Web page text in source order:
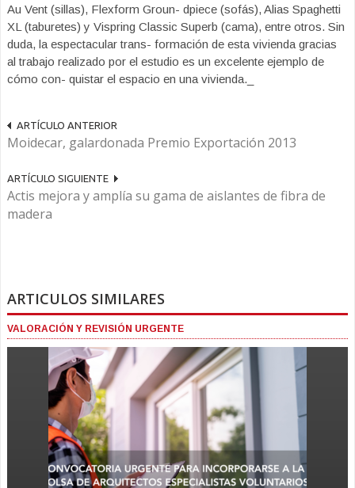
Au Vent (sillas), Flexform Groun- dpiece (sofás), Alias Spaghetti
XL (taburetes) y Vispring Classic Superb (cama), entre otros. Sin
duda, la espectacular trans- formación de esta vivienda gracias
al trabajo realizado por el estudio es un excelente ejemplo de
cómo con- quistar el espacio en una vivienda._
ARTÍCULO ANTERIOR
Moidecar, galardonada Premio Exportación 2013
ARTÍCULO SIGUIENTE
Actis mejora y amplía su gama de aislantes de fibra de
madera
ARTICULOS SIMILARES
VALORACIÓN Y REVISIÓN URGENTE